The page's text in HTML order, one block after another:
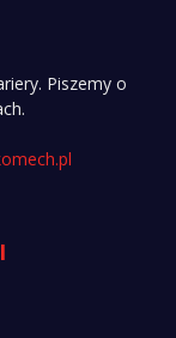
Piszemy o